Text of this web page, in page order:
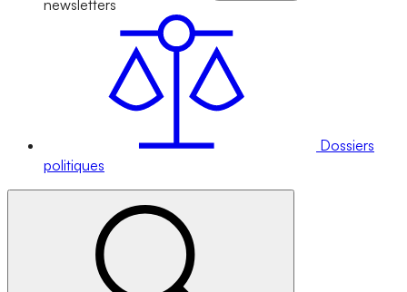
newsletters
Dossiers
politiques